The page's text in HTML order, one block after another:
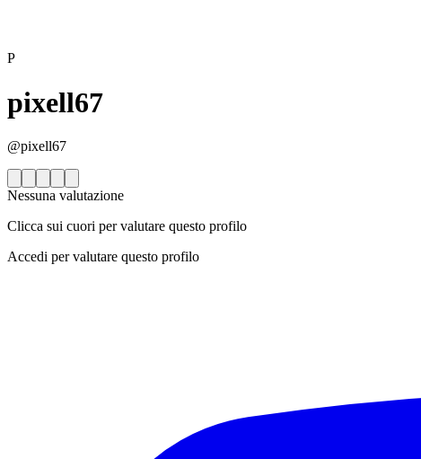
P
pixell67
@pixell67
Nessuna valutazione
Clicca sui cuori per valutare questo profilo
Accedi per valutare questo profilo